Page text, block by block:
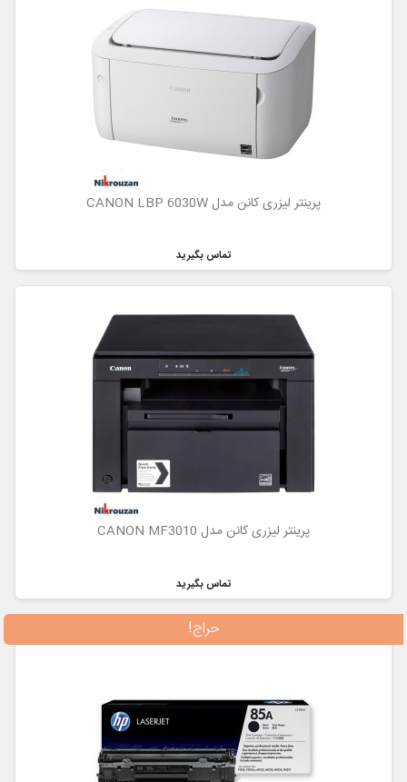
پرینتر لیزری کانن مدل CANON LBP 6030W
تماس بگیرید
پرینتر لیزری کانن مدل CANON MF3010
تماس بگیرید
حراج!